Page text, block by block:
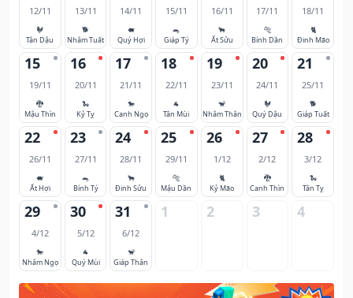
12/11
🐓
Tân Dậu
13/11
🐕
Nhâm Tuất
14/11
🐖
Quý Hợi
15/11
🐀
Giáp Tý
16/11
🐂
Ất Sửu
17/11
🐅
Bính Dần
18/11
🐈
Đinh Mão
15
19/11
🐉
Mậu Thìn
16
20/11
🐍
Kỷ Tỵ
17
21/11
🐎
Canh Ngọ
18
22/11
🐐
Tân Mùi
19
23/11
🐒
Nhâm Thân
20
24/11
🐓
Quý Dậu
21
25/11
🐕
Giáp Tuất
22
26/11
🐖
Ất Hợi
23
27/11
🐀
Bính Tý
24
28/11
🐂
Đinh Sửu
25
29/11
🐅
Mậu Dần
26
1/12
🐈
Kỷ Mão
27
2/12
🐉
Canh Thìn
28
3/12
🐍
Tân Tỵ
29
4/12
🐎
Nhâm Ngọ
30
5/12
🐐
Quý Mùi
31
6/12
🐒
Giáp Thân
1 2 3 4